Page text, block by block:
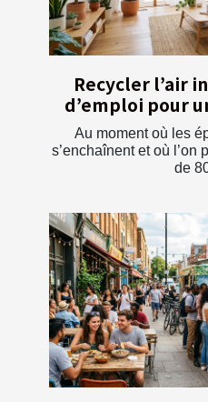
Recycler l’air
d’emploi pour
Au moment où les
s’enchaînent et où l’on
de